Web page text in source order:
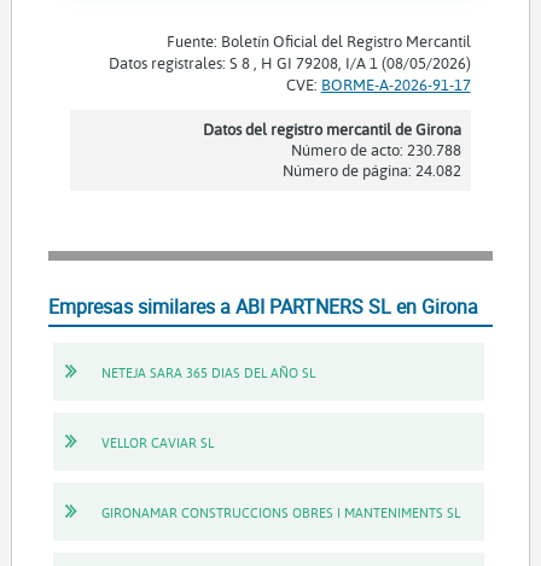
Fuente: Boletín Oficial del Registro Mercantil
Datos registrales: S 8 , H GI 79208, I/A 1 (08/05/2026)
CVE: BORME-A-2026-91-17
Datos del registro mercantil de Girona
Número de acto: 230.788
Número de página: 24.082
Empresas similares a ABI PARTNERS SL en Girona
NETEJA SARA 365 DIAS DEL AÑO SL
VELLOR CAVIAR SL
GIRONAMAR CONSTRUCCIONS OBRES I MANTENIMENTS SL